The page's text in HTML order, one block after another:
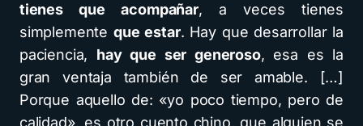
tienes que acompañar, a veces tienes
simplementeque estar. Hay que desarrollar la
paciencia, hay que ser generoso, esa es la
gran ventaja también de ser amable. […]
Porque aquello de: «yo poco tiempo, pero de
calidad», es otro cuento chino, que alguien se